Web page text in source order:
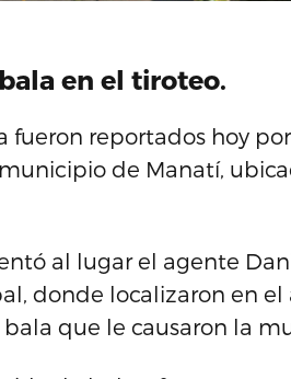
en el tiroteo.
reportados hoy
de Manatí,
al lugar el agente
donde localizaron en el
que le causaron la